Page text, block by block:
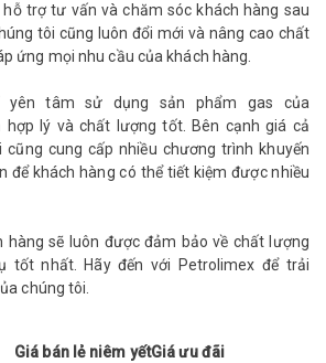
trợ tư vấn và chăm sóc khách hàng sau
tôi cũng luôn đổi mới và nâng cao chất
ứng mọi nhu cầu của khách hàng.
yên tâm sử dụng sản phẩm gas của
hợp lý và chất lượng tốt. Bên cạnh giá cả
cung cấp nhiều chương trình khuyến
để khách hàng có thể tiết kiệm được nhiều
hàng sẽ luôn được đảm bảo về chất lượng
tốt nhất. Hãy đến với Petrolimex để trải
chúng tôi.
Giá bán lẻ niêm yếtGiá ưu đãi